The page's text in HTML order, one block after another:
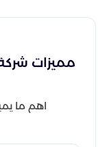
مميزات
اهم ما